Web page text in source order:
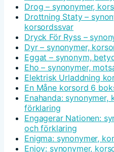
Drog – synonymer,
Drottning Staty –
korsordssvar
Dryck För Ryss –
Dyr – synonymer,
Eggat – synonym,
Eho – synonymer,
Elektrisk Urladdning
En Måne korsord 6
Enahanda:
förklaring
Engagerar Nationen:
och förklaring
Enigma: synonymer,
Enjoy: synonymer,